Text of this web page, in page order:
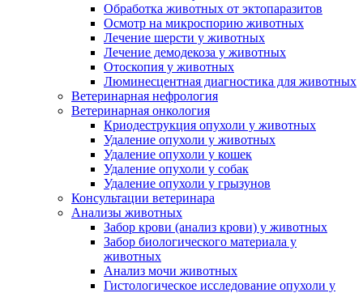
Обработка животных от эктопаразитов
Осмотр на микроспорию животных
Лечение шерсти у животных
Лечение демодекоза у животных
Отоскопия у животных
Люминесцентная диагностика для животных
Ветеринарная нефрология
Ветеринарная онкология
Криодеструкция опухоли у животных
Удаление опухоли у животных
Удаление опухоли у кошек
Удаление опухоли у собак
Удаление опухоли у грызунов
Консультации ветеринара
Анализы животных
Забор крови (анализ крови) у животных
Забор биологического материала у
животных
Анализ мочи животных
Гистологическое исследование опухоли у